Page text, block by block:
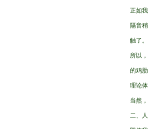
正如
隔音
触了。
所以
的鸡
理论
当然
二、